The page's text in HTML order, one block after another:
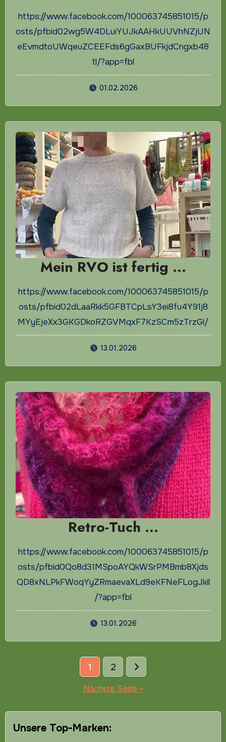
https://www.facebook.com/100063745851015/p
osts/pfbid02wg5W4DLuiYUJkAAHkUUVhNZjUN
eEvmdtoUWqeuZCEEFds6gGaxBUFkjdCngxb48
tl/?app=fbl
01.02.2026
Mein RVO ist fertig …
https://www.facebook.com/100063745851015/p
osts/pfbid02dLaaRkk5GFBTCpLsY3ei8fu4Y91j8
MYyEjeXx3GKGDkoRZGVMqxF7KzSCm5zTrzGl/
13.01.2026
Retro-Tuch …
https://www.facebook.com/100063745851015/p
osts/pfbid0Qo8d31MSpoAYQkWSrPMBmb8Xjds
QD8xNLPkFWoqYyZRmaevaXLd9eKFNeFLogJkil
/?app=fbl
13.01.2026
Seitennummerierung
Beiträge
1 2
Nächste Seite »
Unsere Top-Marken: